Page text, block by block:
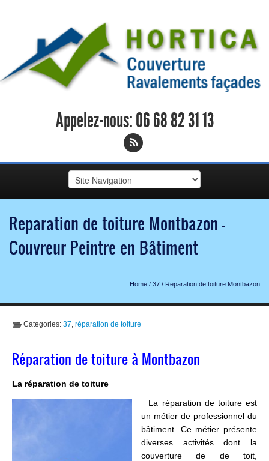
Appelez-nous:06 68 82 31 13
Reparation de toiture Montbazon -
Couvreur Peintre en Bâtiment
Home / 37 / Reparation de toiture Montbazon
Categories: 37 réparation de toiture
Réparation de toiture à Montbazon
La réparation de toiture
La réparation de toiture est
un métier de professionnel du
bâtiment. Ce métier présente
diverses activités dont la
couverture de de toit,